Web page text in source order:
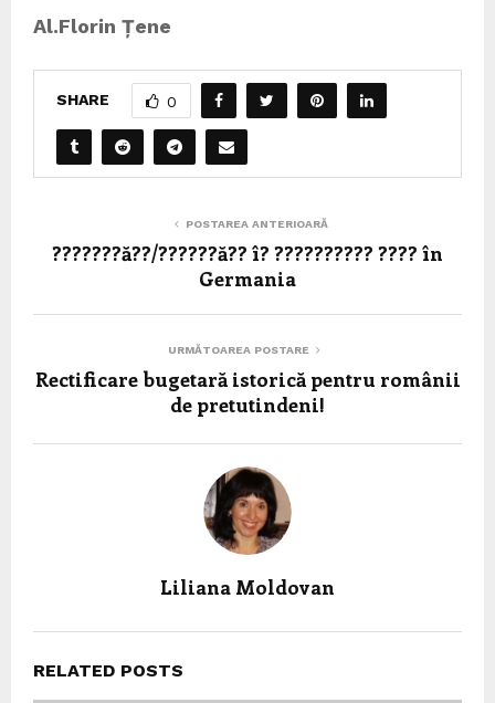
Al.Florin Țene
SHARE 0
POSTAREA ANTERIOARĂ
???????ă??/??????ă?? î? ?????????? ???? în
Germania
URMĂTOAREA POSTARE
Rectificare bugetară istorică pentru românii
de pretutindeni!
Liliana Moldovan
RELATED POSTS